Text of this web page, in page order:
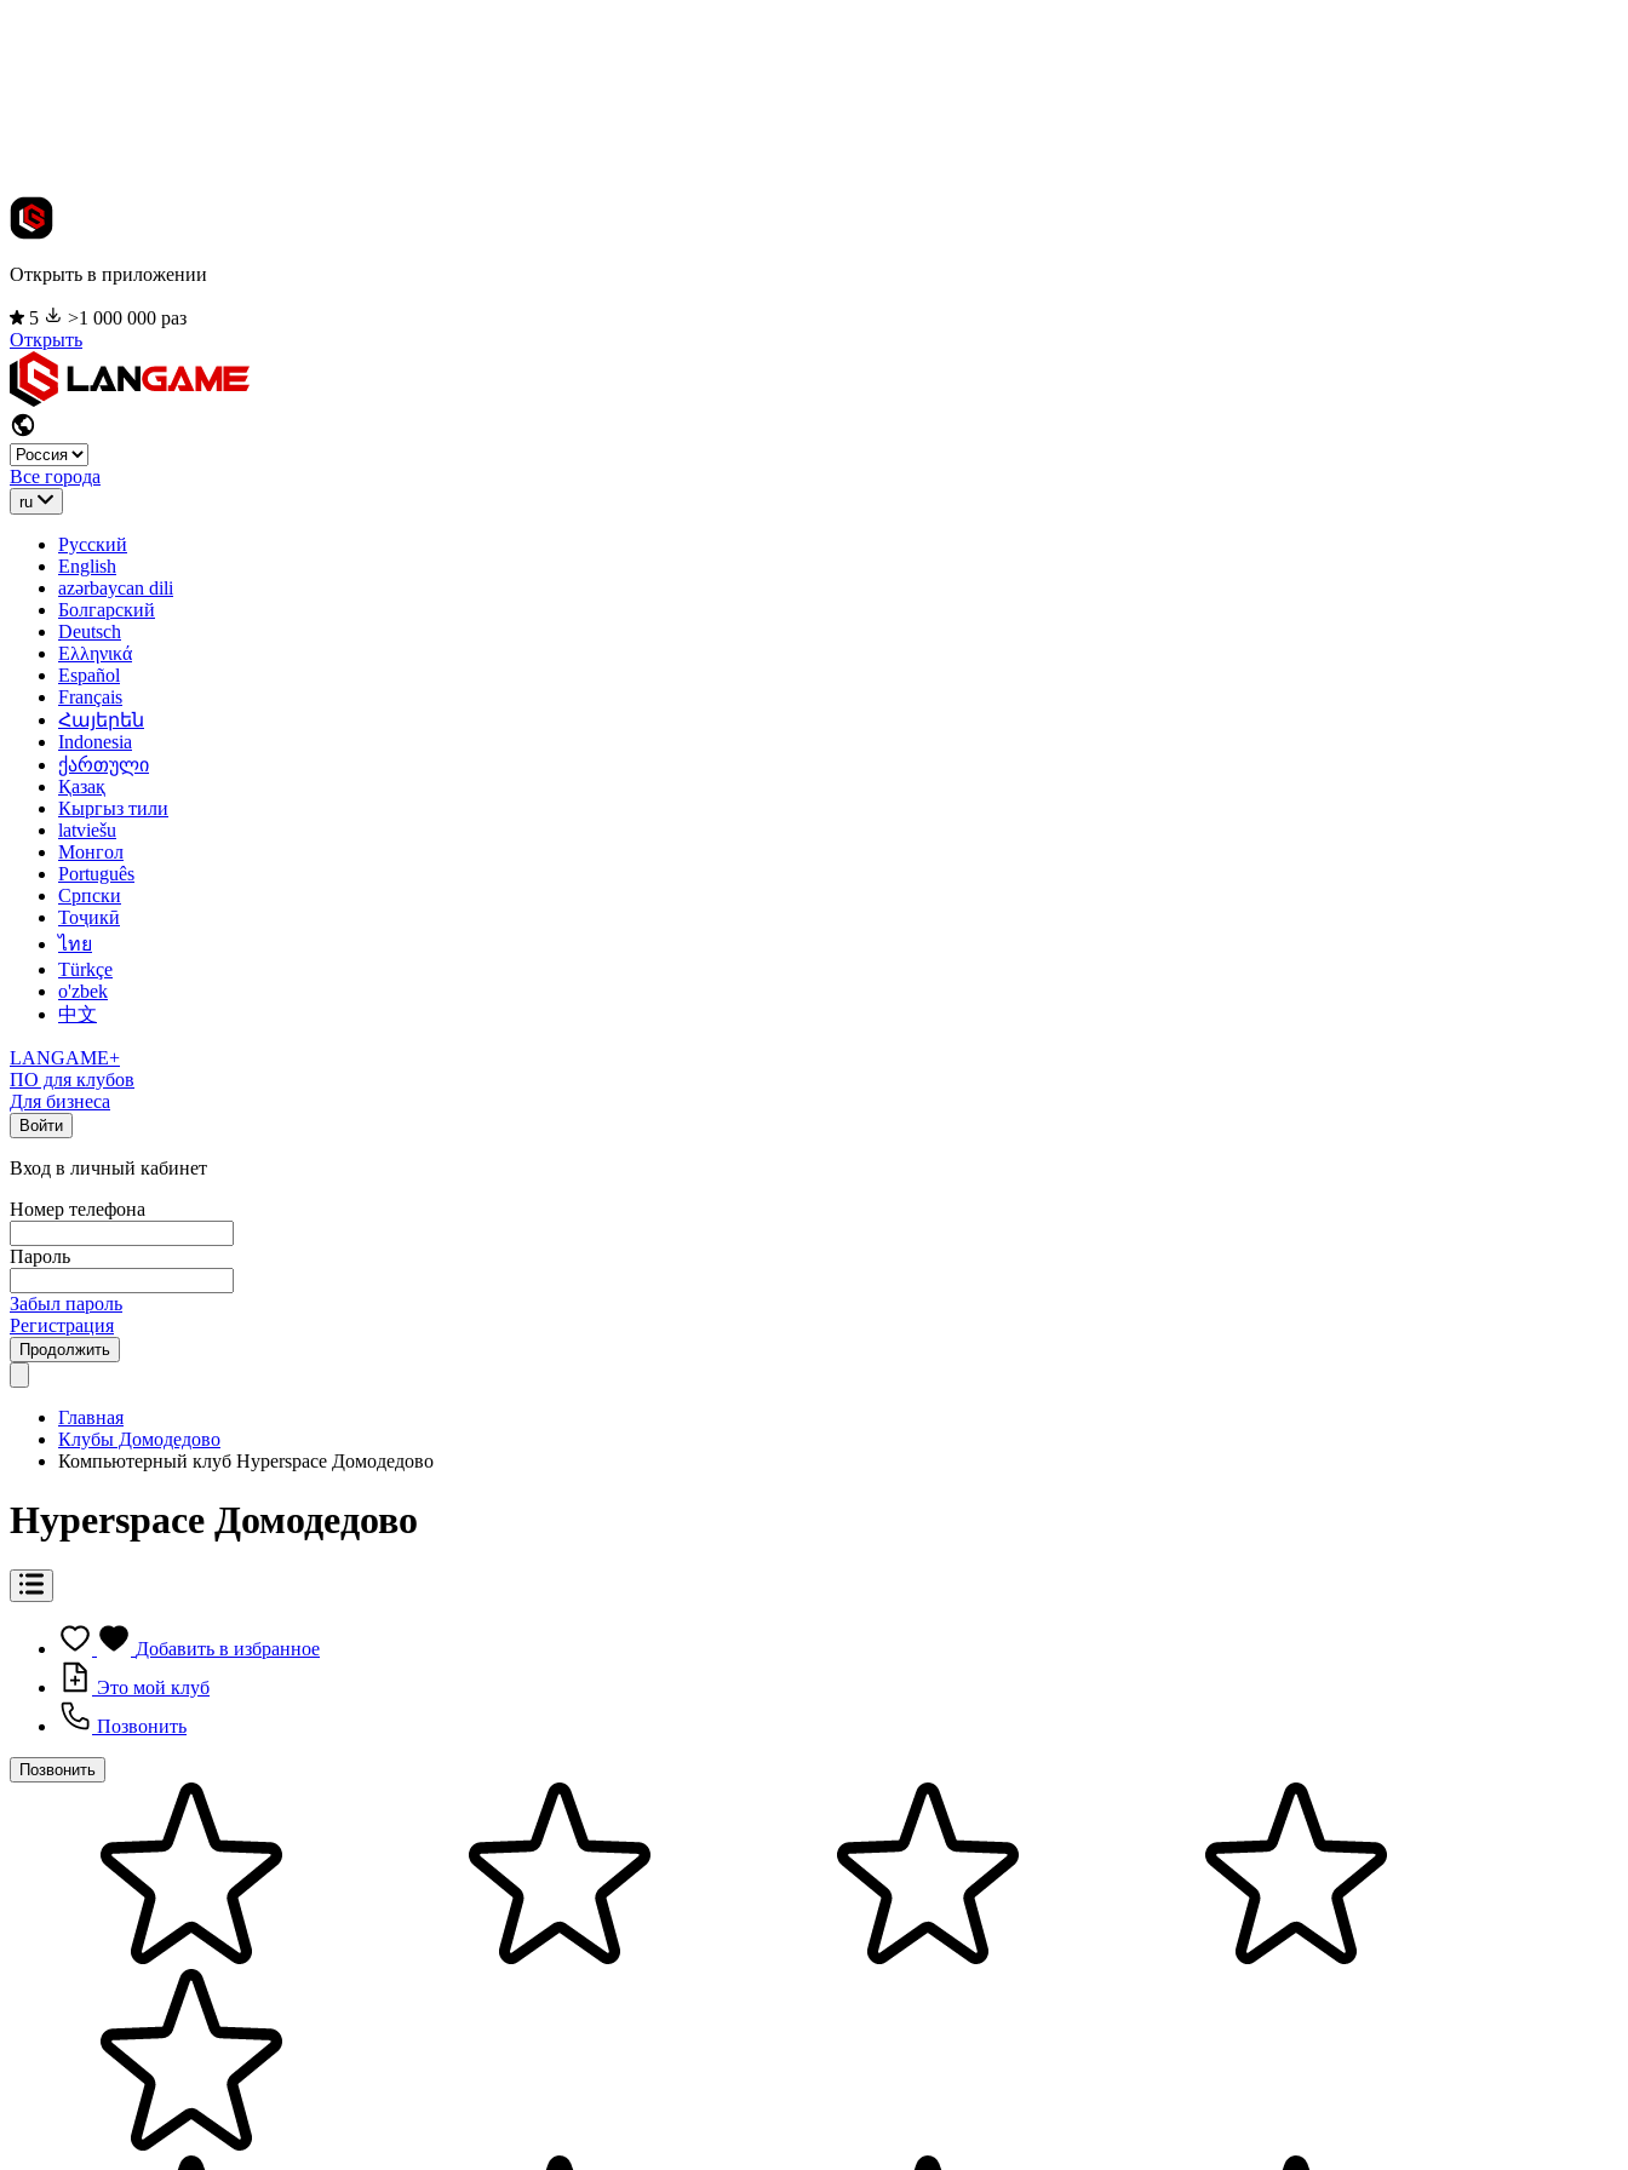
Открыть в приложении
5
>1 000 000 раз
Открыть
Все города
ru
Русский
English
azərbaycan dili
Болгарский
Deutsch
Ελληνικά
Español
Français
Հայերեն
Indonesia
ქართული
Қазақ
Кыргыз тили
latviešu
Монгол
Português
Српски
Тоҷикӣ
ไทย
Türkçe
o'zbek
中文
LANGAME+
ПО для клубов
Для бизнеса
Войти
Вход в личный кабинет
Номер телефона
Пароль
Забыл пароль
Регистрация
Продолжить
Главная
Клубы Домодедово
Компьютерный клуб Hyperspace Домодедово
Hyperspace Домодедово
Добавить в избранное
Это мой клуб
Позвонить
Позвонить